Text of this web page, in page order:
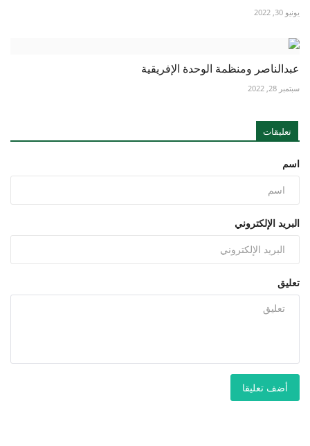
يونيو 30, 2022
عبدالناصر ومنظمة الوحدة الإفريقية
سبتمبر 28, 2022
تعليقات
اسم
البريد الإلكتروني
تعليق
أضف تعليقا